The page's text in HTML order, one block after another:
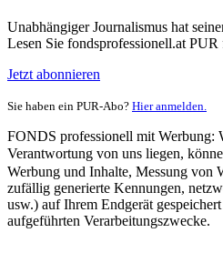
Unabhängiger Journalismus hat
Lesen Sie fondsprofessionell.at
Jetzt abonnieren
Sie haben ein PUR-Abo? Hier anmelden.
FONDS professionell mit Werbung:
Verantwortung von uns liegen,
Werbung und Inhalte, Messung von
zufällig generierte Kennungen,
usw.) auf Ihrem Endgerät
aufgeführten Verarbeitungszwecke.